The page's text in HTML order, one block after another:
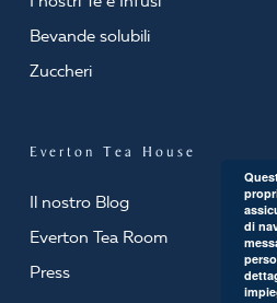
Bevande solubili
Zuccheri
Everton Tea House
Il nostro Blog
Everton Tea Room
Press
di